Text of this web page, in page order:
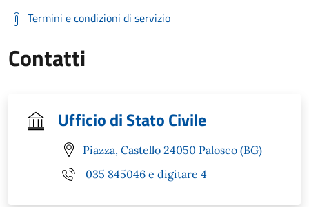
Termini e condizioni di servizio
Contatti
Ufficio di Stato Civile
Piazza, Castello 24050 Palosco (BG)
035 845046 e digitare 4